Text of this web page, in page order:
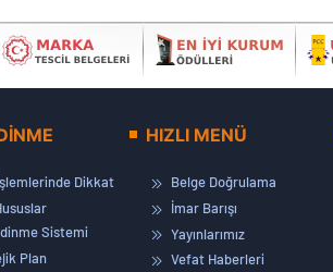
Dikkat
Sistemi
Plan
HIZLI MENÜ
Belge Doğrulama
İmar Barışı
Yayınlarımız
Vefat Haberleri